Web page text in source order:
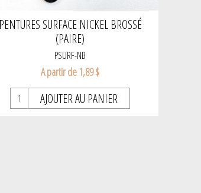
PENTURES SURFACE NICKEL BROSSÉ
(PAIRE)
PSURF-NB
A partir de 1,89 $
AJOUTER AU PANIER